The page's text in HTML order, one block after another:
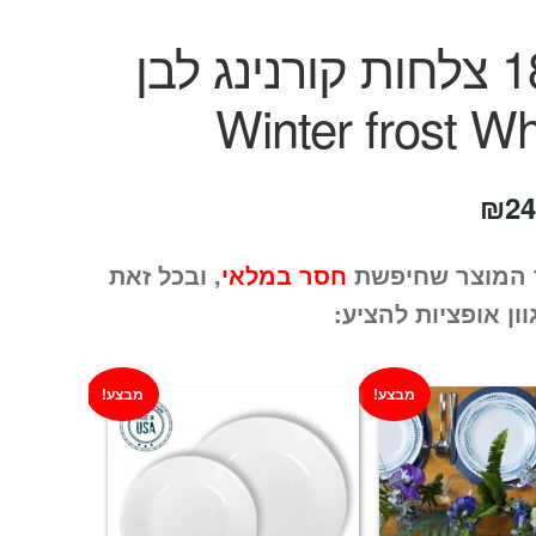
סט 18 צלחות קורנינג לבן
₪
הוא:
₪249.
המוצר שחיפשת חסר במלאי, ובכל זאת
אופציות להציע:
מבצע! מבצע!